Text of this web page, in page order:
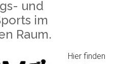
und
im
Raum.
Hier finden